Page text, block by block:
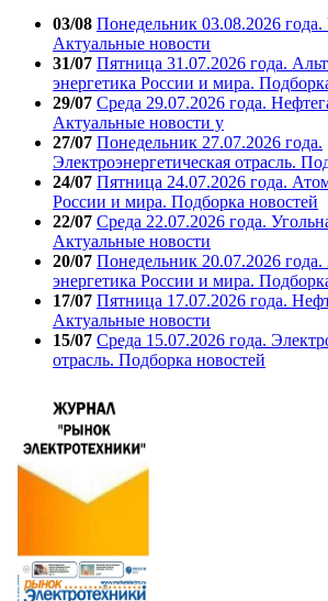
03/08 Понедельник 03.08.2026 года.
Актуальные новости
31/07 Пятница 31.07.2026 года.
энергетика России и мира.
29/07 Среда 29.07.2026 года.
Актуальные новости у
27/07 Понедельник 27.07.2026 года.
Электроэнергетическая отрасль.
24/07 Пятница 24.07.2026 года.
России и мира. Подборка новостей
22/07 Среда 22.07.2026 года.
Актуальные новости
20/07 Понедельник 20.07.2026 года.
энергетика России и мира.
17/07 Пятница 17.07.2026 года.
Актуальные новости
15/07 Среда 15.07.2026 года.
отрасль. Подборка новостей